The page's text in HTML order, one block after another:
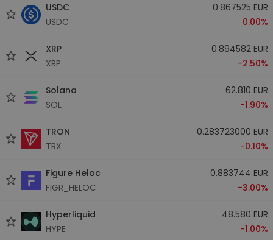
USDC
USDC
0.867525 EUR
0.00%
XRP
XRP
0.894582 EUR
-2.50%
Solana
SOL
62.810 EUR
-1.90%
TRON
TRX
0.283723000 EUR
-0.10%
Figure Heloc
FIGR_HELOC
0.883744 EUR
-3.00%
Hyperliquid
HYPE
48.580 EUR
-1.00%